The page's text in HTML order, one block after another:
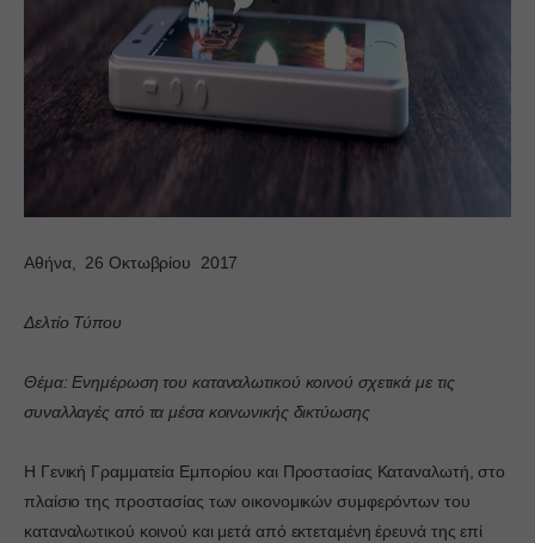
Αθήνα, 26 Οκτωβρίου 2017
Δελτίο Τύπου
Θέμα: Ενημέρωση του καταναλωτικού κοινού σχετικά με τις
συναλλαγές από τα μέσα κοινωνικής δικτύωσης
Η Γενική Γραμματεία Εμπορίου και Προστασίας Καταναλωτή, στο
πλαίσιο της προστασίας των οικονομικών συμφερόντων του
καταναλωτικού κοινού και μετά από εκτεταμένη έρευνά της επί